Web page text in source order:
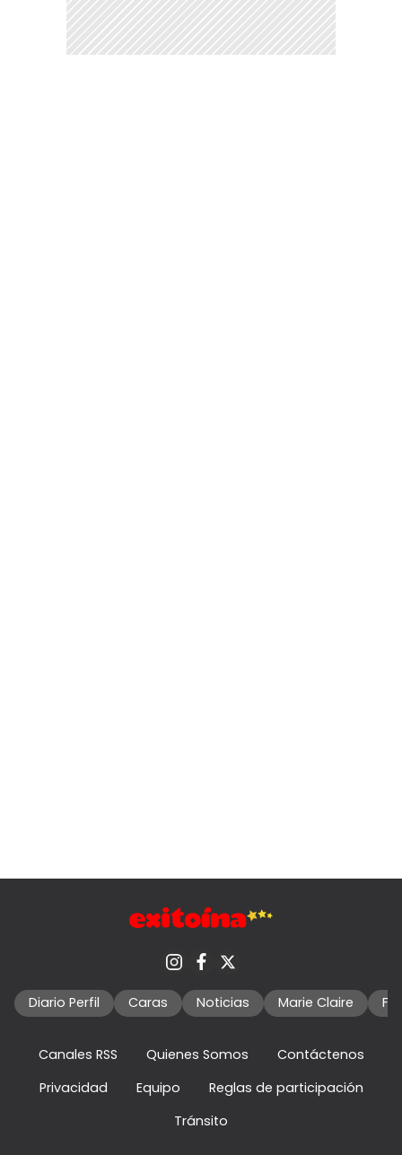
Diario Perfil Caras Noticias Marie Claire
Canales RSS Quienes Somos
Contáctenos
Privacidad
Equipo
Reglas de participación
Tránsito